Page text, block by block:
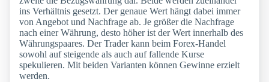
ins Verhältnis gesetzt. Der genaue Wert hängt dabei immer
von Angebot und Nachfrage ab. Je größer die Nachfrage
nach einer Währung, desto höher ist der Wert innerhalb des
Währungspaares. Der Trader kann beim Forex-Handel
sowohl auf steigende als auch auf fallende Kurse
spekulieren. Mit beiden Varianten können Gewinne erzielt
werden.